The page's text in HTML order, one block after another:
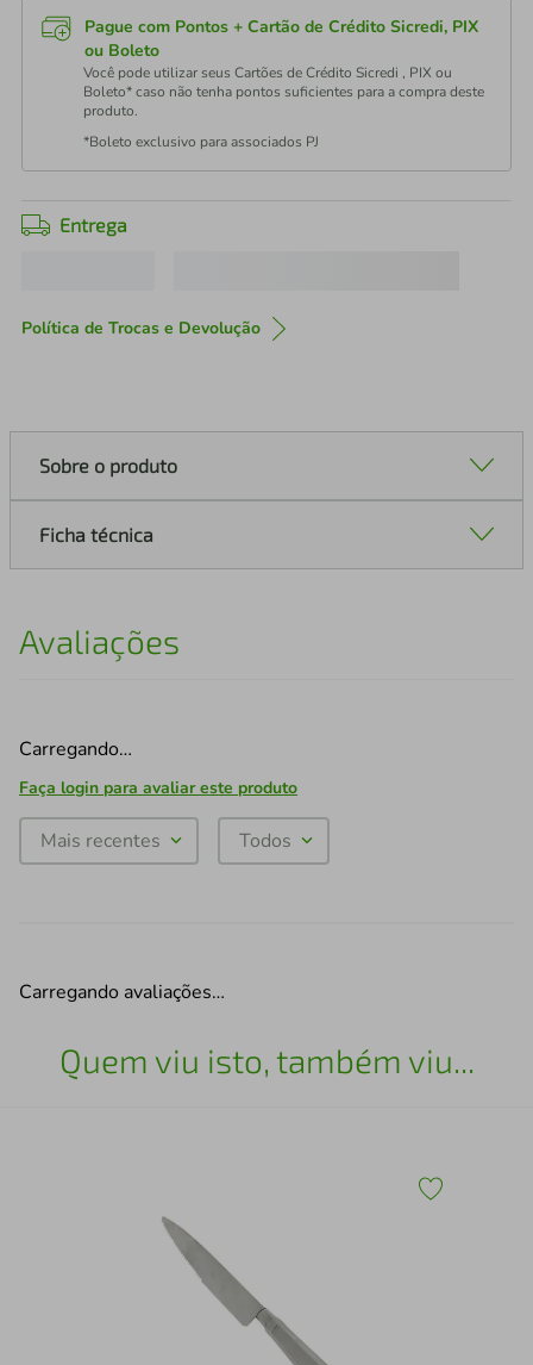
Pague com Pontos + Cartão de Crédito Sicredi, PIX
ou Boleto
Você pode utilizar seus Cartões de Crédito Sicredi , PIX ou
Boleto* caso não tenha pontos suficientes para a compra deste
produto.
*Boleto exclusivo para associados PJ
Entrega
Política de Trocas e Devolução
Sobre o produto
Ficha técnica
Avaliações
Carregando…
Faça login para avaliar este produto
Mais recentes Todos
Carregando avaliações…
Quem viu isto, também viu...